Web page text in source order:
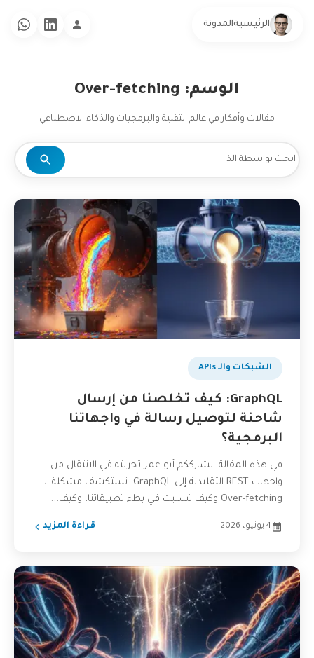
الرئيسيةالمدونة
الوسم: Over-fetching
مقالات وأفكار في عالم التقنية والبرمجيات والذكاء الاصطناعي
الشبكات والـ APIs
GraphQL: كيف تخلصنا من إرسال
شاحنة لتوصيل رسالة في واجهاتنا
البرمجية؟
في هذه المقالة، يشارككم أبو عمر تجربته في الانتقال من
واجهات REST التقليدية إلى GraphQL. نستكشف مشكلة الـ
Over-fetching وكيف تسببت في بطء تطبيقاتنا، وكيف...
4 يونيو، 2026 قراءة المزيد